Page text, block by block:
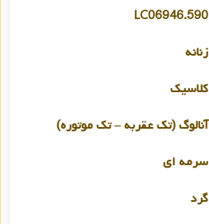
LC06946.590
زنانه
کلاسیک
آنالوگ (تک عقربه – تک موتوره)
سرمه ای
گرد